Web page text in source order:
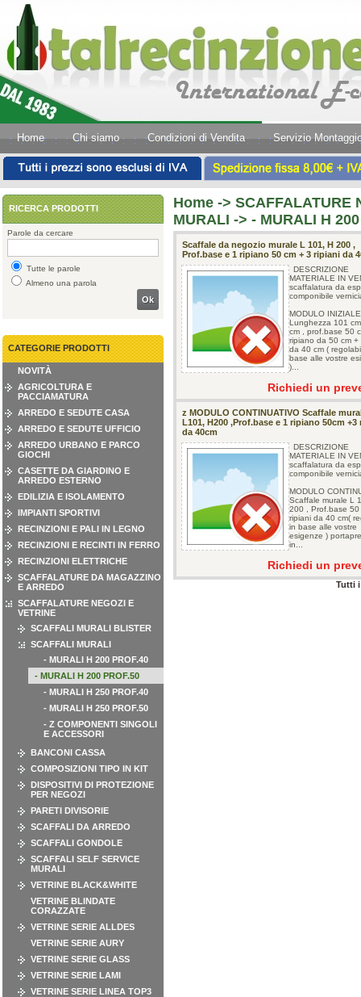
Home Chi siamo Condizioni di Vendita Servizio
RICERCA PRODOTTI
Parole da cercare
Tutte le parole
Almeno una parola
Ok
CATEGORIE PRODOTTI
NOVITÀ
AGRICOLTURA E
PACCIAMATURA
ARREDO E SEDUTE CASA
ARREDO E SEDUTE UFFICIO
ARREDO URBANO E PARCO
GIOCHI
CASETTE DA GIARDINO E
ARREDO ESTERNO
EDILIZIA E ISOLAMENTO
IMPIANTI SPORTIVI
RECINZIONI E PALI IN LEGNO
RECINZIONI E RECINTI IN FERRO
RECINZIONI ELETTRICHE
SCAFFALATURE DA MAGAZZINO
E ARREDO
SCAFFALATURE NEGOZI E
VETRINE
SCAFFALI MURALI BLISTER
SCAFFALI MURALI
- MURALI H 200 PROF.40
- MURALI H 200 PROF.50
- MURALI H 250 PROF.40
- MURALI H 250 PROF.50
- Z COMPONENTI SINGOLI
E ACCESSORI
BANCONI CASSA
COMPOSIZIONI TIPO IN KIT
DISPOSITIVI DI PROTEZIONE
PER NEGOZI
PARETI DIVISORIE
SCAFFALI DA ARREDO
SCAFFALI GONDOLE
SCAFFALI SELF SERVICE
MURALI
VETRINE BLACK&WHITE
VETRINE BLINDATE
CORAZZATE
VETRINE SERIE ALLDES
VETRINE SERIE AURY
VETRINE SERIE GLASS
VETRINE SERIE LAMI
VETRINE SERIE LINEA TOP3
Home -> SCAFFALATURE
MURALI -> - MURALI H
Scaffale da negozio murale L 101, H 200 ,
Prof.base e 1 ripiano 50 cm + 3 ripiani da
DESCRIZIONE
MATERIALE IN
scaffalatura da
componibile
MODULO INIZIALE
Lunghezza 101
cm , prof.base 50
ripiano da 50 cm +
da 40 cm (
base alle vostre
)...
Richiedi un
z MODULO CONTINUATIVO Scaffale
L101, H200 ,Prof.base e 1 ripiano 50cm +3
da 40cm
DESCRIZIONE
MATERIALE IN
scaffalatura da
componibile
MODULO
Scaffale murale L
200 , Prof.base 50
ripiani da 40 cm(
in base alle vostre
esigenze )
in...
Richiedi un
Tutti